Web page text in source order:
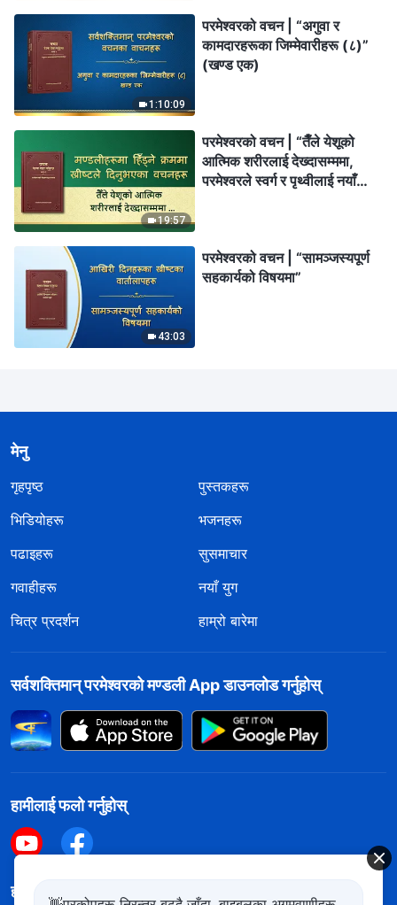
1:10:09
परमेश्‍वरको वचन | “अगुवा र
कामदारहरूका जिम्‍मेवारीहरू (८)”
(खण्ड एक)
19:57
परमेश्‍वरको वचन | “तैँले येशूको
आत्मिक शरीरलाई देख्दासम्ममा,
परमेश्‍वरले स्वर्ग र पृथ्वीलाई नयाँ
43:03
परमेश्‍वरको वचन | “सामञ्‍जस्यपूर्ण
सहकार्यको विषयमा”
मेनु
गृहपृष्ठ
पुस्तकहरू
भिडियोहरू
भजनहरू
पढाइहरू
सुसमाचार
गवाहीहरू
नयाँ युग
चित्र प्रदर्शन
हाम्रो बारेमा
सर्वशक्तिमान्‌ परमेश्‍वरको मण्डली App डाउनलोड गर्नुहोस्
हामीलाई फलो गर्नुहोस्
हामीलाई सम्पर्क गर्नुहोस